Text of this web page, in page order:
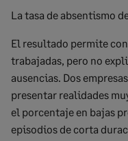
La tasa de absentismo
El resultado permite
trabajadas, pero no
ausencias. Dos
presentar realidades
el porcentaje en bajas
episodios de corta